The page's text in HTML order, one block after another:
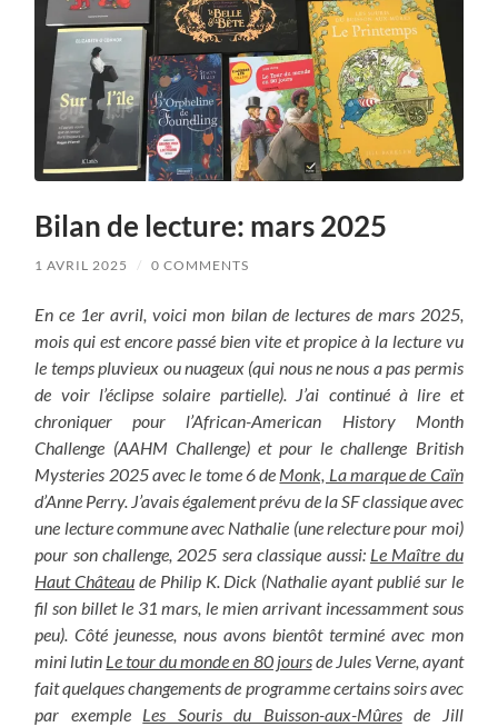
Bilan de lecture: mars 2025
1 AVRIL 2025 / 0 COMMENTS
En ce 1er avril, voici mon bilan de lectures de mars 2025,
mois qui est encore passé bien vite et propice à la lecture vu
le temps pluvieux ou nuageux (qui nous ne nous a pas permis
de voir l’éclipse solaire partielle). J’ai continué à lire et
chroniquer pour l’African-American History Month
Challenge (AAHM Challenge) et pour le challenge British
Mysteries 2025 avec le tome 6 de Monk, La marque de Caïn
d’Anne Perry. J’avais également prévu de la SF classique avec
une lecture commune avec Nathalie (une relecture pour moi)
pour son challenge, 2025 sera classique aussi: Le Maître du
Haut Château de Philip K. Dick (Nathalie ayant publié sur le
fil son billet le 31 mars, le mien arrivant incessamment sous
peu).Côté jeunesse, nous avons bientôt terminé avec mon
mini lutin Le tour du monde en 80 joursde Jules Verne, ayant
fait quelques changements de programme certains soirs avec
par exemple Les Souris du Buisson-aux-Mûresde Jill